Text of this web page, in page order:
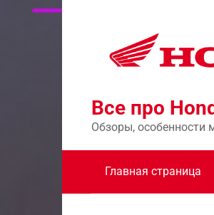
Перейти
Все про
Обзоры, особенности
Главная страница